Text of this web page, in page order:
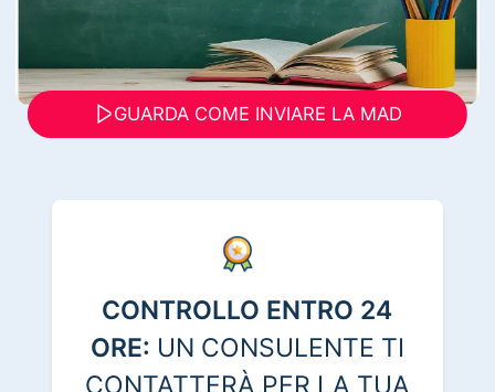
GUARDA COME INVIARE LA MAD
CONTROLLO ENTRO 24
ORE: UN CONSULENTE TI